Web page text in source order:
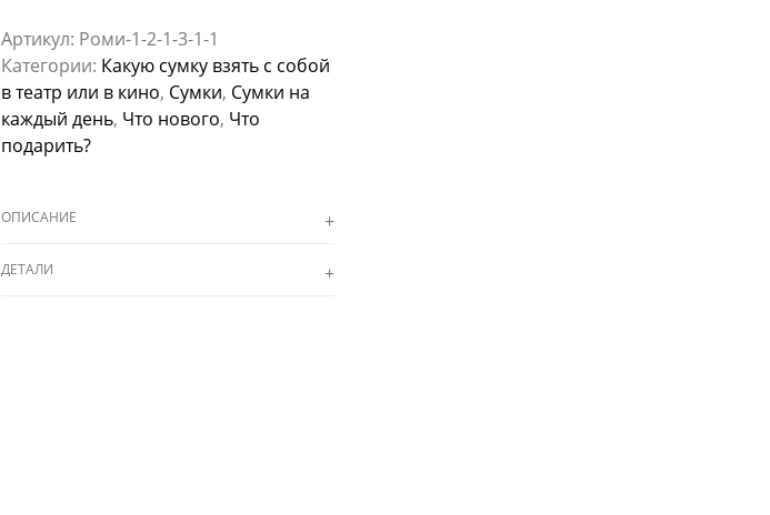
Артикул: Роми-1-2-1-3-1-1
Категории: Какую сумку взять с собой
в театр или в кино, Сумки, Сумки на
каждый день, Что нового, Что
подарить?
ОПИСАНИЕ
ДЕТАЛИ